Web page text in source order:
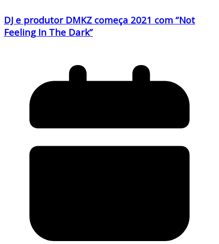
DJ e produtor DMKZ começa 2021 com “Not
Feeling In The Dark”